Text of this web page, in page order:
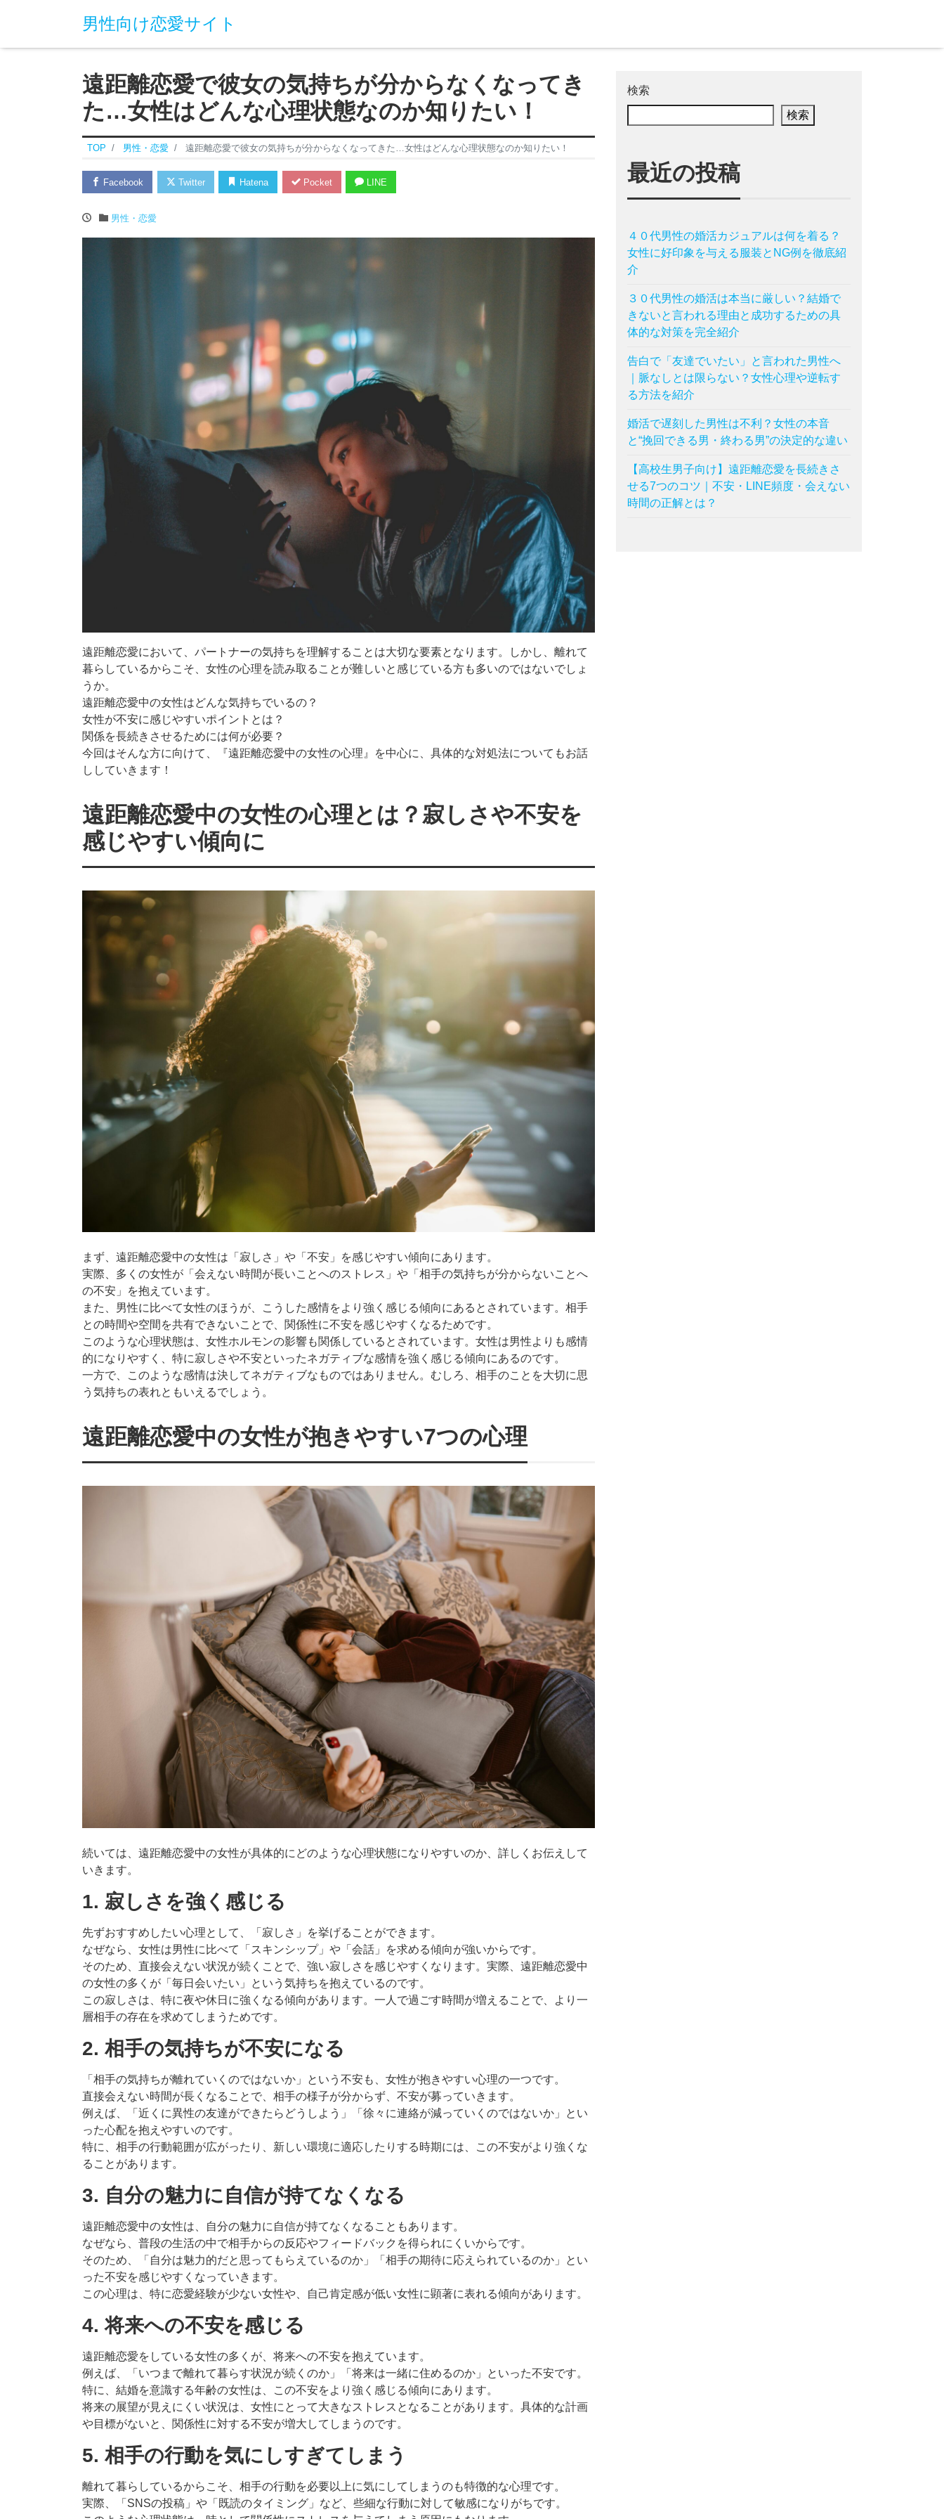
男性向け恋愛サイト
遠距離恋愛で彼女の気持ちが分からなくなってき
た…女性はどんな心理状態なのか知りたい！
TOP 男性・恋愛 遠距離恋愛で彼女の気持ちが分からなくなってきた…女性はどんな心理状態なのか知りたい！
Facebook Twitter Hatena Pocket LINE
男性・恋愛
遠距離恋愛において、パートナーの気持ちを理解することは大切な要素となります。しかし、離れて
暮らしているからこそ、女性の心理を読み取ることが難しいと感じている方も多いのではないでしょ
うか。
遠距離恋愛中の女性はどんな気持ちでいるの？
女性が不安に感じやすいポイントとは？
関係を長続きさせるためには何が必要？
今回はそんな方に向けて、『遠距離恋愛中の女性の心理』を中心に、具体的な対処法についてもお話
ししていきます！
遠距離恋愛中の女性の心理とは？寂しさや不安を
感じやすい傾向に
まず、遠距離恋愛中の女性は「寂しさ」や「不安」を感じやすい傾向にあります。
実際、多くの女性が「会えない時間が長いことへのストレス」や「相手の気持ちが分からないことへ
の不安」を抱えています。
また、男性に比べて女性のほうが、こうした感情をより強く感じる傾向にあるとされています。相手
との時間や空間を共有できないことで、関係性に不安を感じやすくなるためです。
このような心理状態は、女性ホルモンの影響も関係しているとされています。女性は男性よりも感情
的になりやすく、特に寂しさや不安といったネガティブな感情を強く感じる傾向にあるのです。
一方で、このような感情は決してネガティブなものではありません。むしろ、相手のことを大切に思
う気持ちの表れともいえるでしょう。
遠距離恋愛中の女性が抱きやすい7つの心理
続いては、遠距離恋愛中の女性が具体的にどのような心理状態になりやすいのか、詳しくお伝えして
いきます。
1. 寂しさを強く感じる
先ずおすすめしたい心理として、「寂しさ」を挙げることができます。
なぜなら、女性は男性に比べて「スキンシップ」や「会話」を求める傾向が強いからです。
そのため、直接会えない状況が続くことで、強い寂しさを感じやすくなります。実際、遠距離恋愛中
の女性の多くが「毎日会いたい」という気持ちを抱えているのです。
この寂しさは、特に夜や休日に強くなる傾向があります。一人で過ごす時間が増えることで、より一
層相手の存在を求めてしまうためです。
2. 相手の気持ちが不安になる
「相手の気持ちが離れていくのではないか」という不安も、女性が抱きやすい心理の一つです。
直接会えない時間が長くなることで、相手の様子が分からず、不安が募っていきます。
例えば、「近くに異性の友達ができたらどうしよう」「徐々に連絡が減っていくのではないか」とい
った心配を抱えやすいのです。
特に、相手の行動範囲が広がったり、新しい環境に適応したりする時期には、この不安がより強くな
ることがあります。
3. 自分の魅力に自信が持てなくなる
遠距離恋愛中の女性は、自分の魅力に自信が持てなくなることもあります。
なぜなら、普段の生活の中で相手からの反応やフィードバックを得られにくいからです。
そのため、「自分は魅力的だと思ってもらえているのか」「相手の期待に応えられているのか」とい
った不安を感じやすくなっていきます。
この心理は、特に恋愛経験が少ない女性や、自己肯定感が低い女性に顕著に表れる傾向があります。
4. 将来への不安を感じる
遠距離恋愛をしている女性の多くが、将来への不安を抱えています。
例えば、「いつまで離れて暮らす状況が続くのか」「将来は一緒に住めるのか」といった不安です。
特に、結婚を意識する年齢の女性は、この不安をより強く感じる傾向にあります。
将来の展望が見えにくい状況は、女性にとって大きなストレスとなることがあります。具体的な計画
や目標がないと、関係性に対する不安が増大してしまうのです。
5. 相手の行動を気にしすぎてしまう
離れて暮らしているからこそ、相手の行動を必要以上に気にしてしまうのも特徴的な心理です。
実際、「SNSの投稿」や「既読のタイミング」など、些細な行動に対して敏感になりがちです。
検索
検索
最近の投稿
４０代男性の婚活カジュアルは何を着る？
女性に好印象を与える服装とNG例を徹底紹
介
３０代男性の婚活は本当に厳しい？結婚で
きないと言われる理由と成功するための具
体的な対策を完全紹介
告白で「友達でいたい」と言われた男性へ
｜脈なしとは限らない？女性心理や逆転す
る方法を紹介
婚活で遅刻した男性は不利？女性の本音
と“挽回できる男・終わる男”の決定的な違い
【高校生男子向け】遠距離恋愛を長続きさ
せる7つのコツ｜不安・LINE頻度・会えない
時間の正解とは？